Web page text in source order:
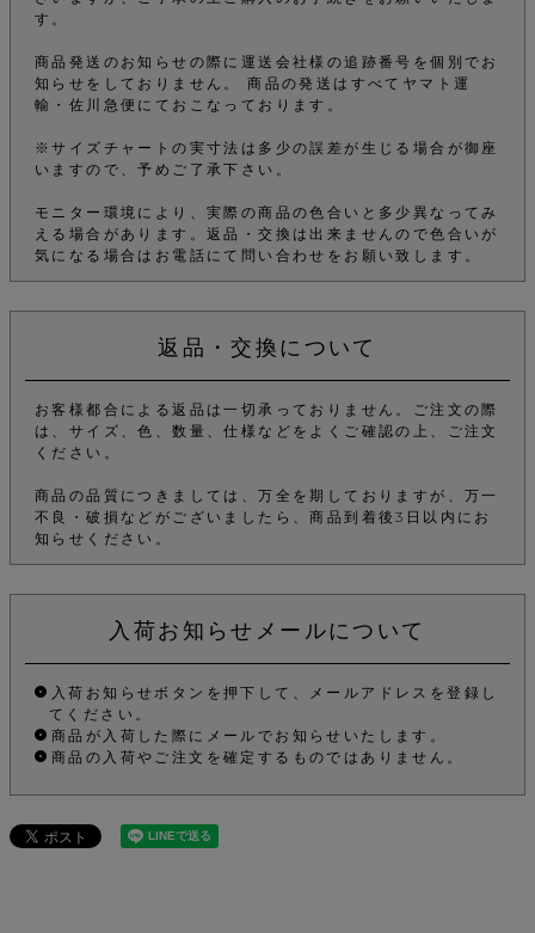
す。
商品発送のお知らせの際に運送会社様の追跡番号を個別でお
知らせをしておりません。 商品の発送はすべてヤマト運
輸・佐川急便にておこなっております。
※サイズチャートの実寸法は多少の誤差が生じる場合が御座
いますので、予めご了承下さい。
モニター環境により、実際の商品の色合いと多少異なってみ
える場合があります。返品・交換は出来ませんので色合いが
気になる場合はお電話にて問い合わせをお願い致します。
返品・交換について
お客様都合による返品は一切承っておりません。ご注文の際
は、サイズ、色、数量、仕様などをよくご確認の上、ご注文
ください。
商品の品質につきましては、万全を期しておりますが、万一
不良・破損などがございましたら、商品到着後3日以内にお
知らせください。
入荷お知らせメールについて
入荷お知らせボタンを押下して、メールアドレスを登録し
てください。
商品が入荷した際にメールでお知らせいたします。
商品の入荷やご注文を確定するものではありません。